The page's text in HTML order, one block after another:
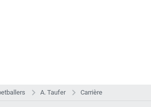
A. Taufer Carrière